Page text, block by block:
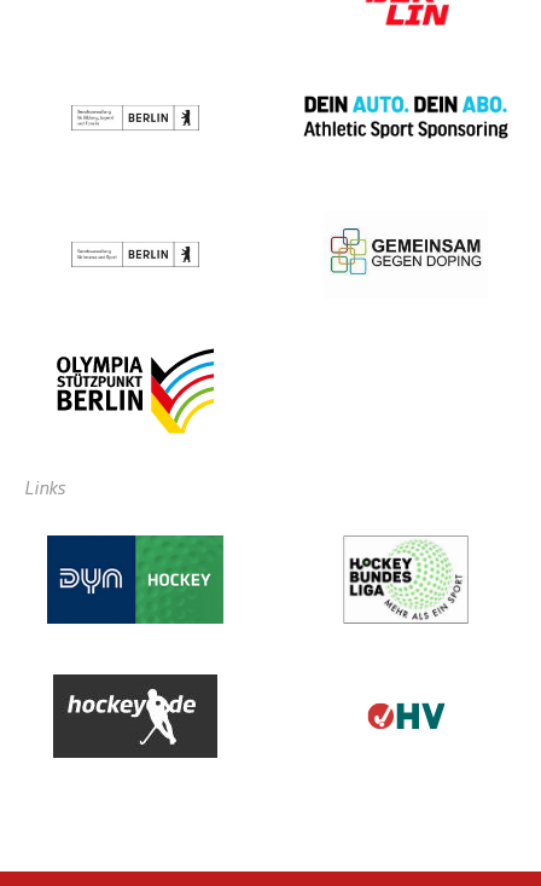
Links